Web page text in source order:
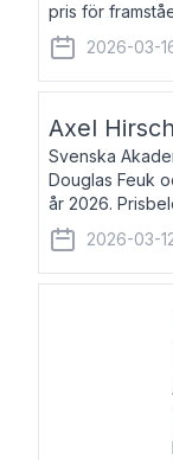
pris för
språkforskning
och Karin
2026-03-
Axel
Svenska
Douglas Feuk
år 2026.
Johan Erséus,
journalist med
2026-03-